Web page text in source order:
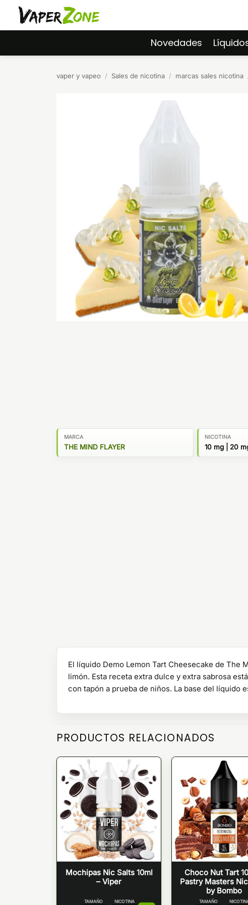
Saltar
contenido
Novedades
vaper y vapeo / Sales de nicotina / marcas sales nicotina
MARCA
THE MIND FLAYER
NICOTINA
10 mg | 20
El líquido Demo Lemon Tart Cheesecake de The
limón. Esta receta extra dulce y extra sabrosa
con tapón a prueba de niños. La base del líquido
PRODUCTOS RELACIONADOS
Mochipas Nic Salts 10ml
– Viper
TAMAÑO NICOTINA
Choco Nut Tart
Pastry Masters
by Bombo
TAMAÑO